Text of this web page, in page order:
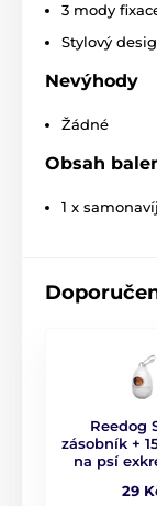
Vodítka
využívá ve
vyznačuje
3 mody
Stylový
Nevýhody
Žádné
Obsah
1 x
Reedog
zásobník +
na psí
29